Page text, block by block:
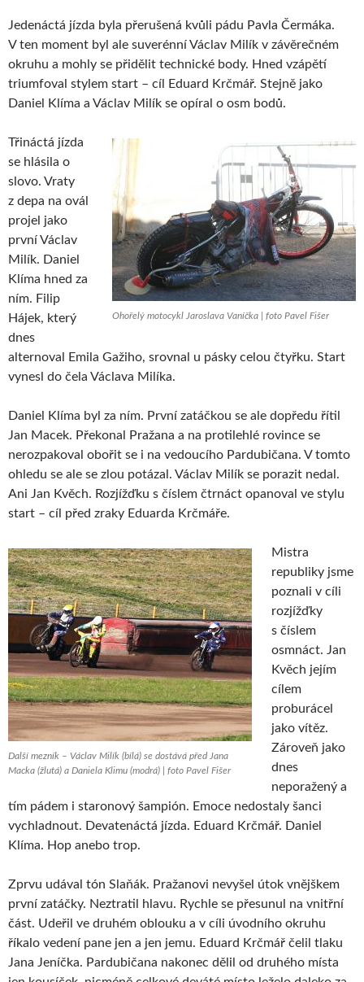
Jedenáctá jízda byla přerušená kvůli pádu Pavla Čermáka.
V ten moment byl ale suverénní Václav Milík v závěrečném
okruhu a mohly se přidělit technické body. Hned vzápětí
triumfoval stylem start – cíl Eduard Krčmář. Stejně jako
Daniel Klíma a Václav Milík se opíral o osm bodů.
Ohořelý motocykl Jaroslava Vaníčka | foto Pavel Fišer
Třináctá jízda
se hlásila o
slovo. Vraty
z depa na ovál
projel jako
první Václav
Milík. Daniel
Klíma hned za
ním. Filip
Hájek, který
dnes
alternoval Emila Gažiho, srovnal u pásky celou čtyřku. Start
vynesl do čela Václava Milíka.
Daniel Klíma byl za ním. První zatáčkou se ale dopředu řítil
Jan Macek. Překonal Pražana a na protilehlé rovince se
nerozpakoval obořit se i na vedoucího Pardubičana. V tomto
ohledu se ale se zlou potázal. Václav Milík se porazit nedal.
Ani Jan Kvěch. Rozjížďku s číslem čtrnáct opanoval ve stylu
start – cíl před zraky Eduarda Krčmáře.
Další mezník – Václav Milík (bílá) se dostává před Jana
Macka (žlutá) a Daniela Klimu (modrá) | foto Pavel Fišer
Mistra
republiky jsme
poznali v cíli
rozjížďky
s číslem
osmnáct. Jan
Kvěch jejím
cílem
proburácel
jako vítěz.
Zároveň jako
dnes
neporažený a
tím pádem i staronový šampión. Emoce nedostaly šanci
vychladnout. Devatenáctá jízda. Eduard Krčmář. Daniel
Klíma. Hop anebo trop.
Zprvu udával tón Slaňák. Pražanovi nevyšel útok vnějškem
první zatáčky. Neztratil hlavu. Rychle se přesunul na vnitřní
část. Udeřil ve druhém oblouku a v cíli úvodního okruhu
říkalo vedení pane jen a jen jemu. Eduard Krčmář čelil tlaku
Jana Jeníčka. Pardubičana nakonec dělil od druhého místa